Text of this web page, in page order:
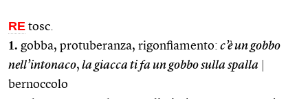
RE tosc.
1. gobba, protuberanza, rigonfiamento: c’è un gobbo
nell’intonaco, la giacca ti fa un gobbo sulla spalla
bernoccolo